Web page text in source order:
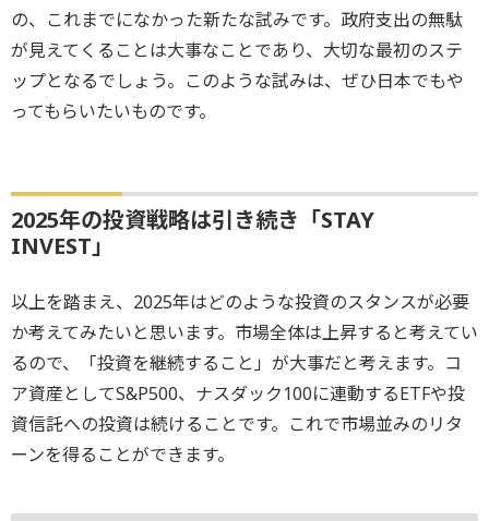
の、これまでになかった新たな試みです。政府支出の無駄
が見えてくることは大事なことであり、大切な最初のステ
ップとなるでしょう。このような試みは、ぜひ日本でもや
ってもらいたいものです。
2025年の投資戦略は引き続き「STAY
INVEST」
以上を踏まえ、2025年はどのような投資のスタンスが必要
か考えてみたいと思います。市場全体は上昇すると考えてい
るので、「投資を継続すること」が大事だと考えます。コ
ア資産としてS&P500、ナスダック100に連動するETFや投
資信託への投資は続けることです。これで市場並みのリタ
ーンを得ることができます。